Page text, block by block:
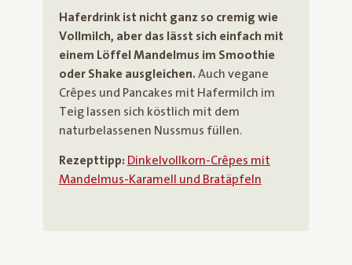
Haferdrink ist nicht ganz so cremig wie
Vollmilch, aber das lässt sich einfach mit
einem Löffel Mandelmus im Smoothie
oder Shake ausgleichen. Auch vegane
Crêpes und Pancakes mit Hafermilch im
Teig lassen sich köstlich mit dem
naturbelassenen Nussmus füllen.
Rezepttipp: Dinkelvollkorn-Crêpes mit
Mandelmus-Karamell und Bratäpfeln